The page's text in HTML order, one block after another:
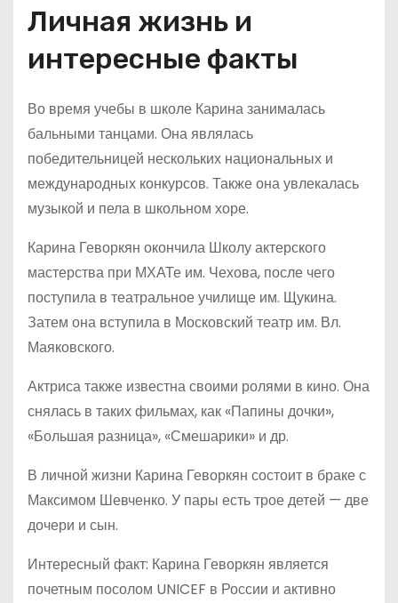
Личная жизнь и
интересные факты
Во время учебы в школе Карина занималась
бальными танцами. Она являлась
победительницей нескольких национальных и
международных конкурсов. Также она увлекалась
музыкой и пела в школьном хоре.
Карина Геворкян окончила Школу актерского
мастерства при МХАТе им. Чехова, после чего
поступила в театральное училище им. Щукина.
Затем она вступила в Московский театр им. Вл.
Маяковского.
Актриса также известна своими ролями в кино. Она
снялась в таких фильмах, как «Папины дочки»,
«Большая разница», «Смешарики» и др.
В личной жизни Карина Геворкян состоит в браке с
Максимом Шевченко. У пары есть трое детей — две
дочери и сын.
Интересный факт: Карина Геворкян является
почетным посолом UNICEF в России и активно